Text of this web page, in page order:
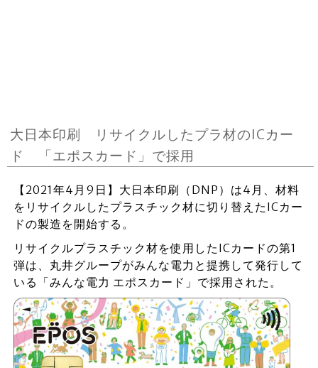
大日本印刷 リサイクルしたプラ材のICカー
ド 「エポスカード」で採用
【2021年4月9日】大日本印刷（DNP）は4月、材料
をリサイクルしたプラスチック材に切り替えたICカー
ドの製造を開始する。
リサイクルプラスチック材を使用したICカードの第1
弾は、丸井グループがみんな電力と提携して発行して
いる「みんな電力 エポスカード」で採用された。